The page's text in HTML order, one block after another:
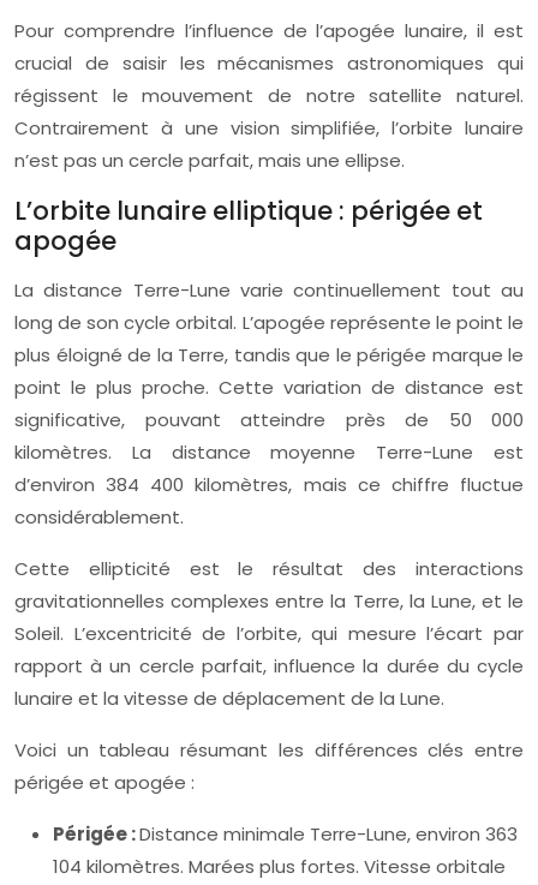
Pour comprendre l’influence de l’apogée lunaire, il est
crucial de saisir les mécanismes astronomiques qui
régissent le mouvement de notre satellite naturel.
Contrairement à une vision simplifiée, l’orbite lunaire
n’est pas un cercle parfait, mais une ellipse.
L’orbite lunaire elliptique : périgée et
apogée
La distance Terre-Lune varie continuellement tout au
long de son cycle orbital. L’apogée représente le point le
plus éloigné de la Terre, tandis que le périgée marque le
point le plus proche. Cette variation de distance est
significative, pouvant atteindre près de 50 000
kilomètres. La distance moyenne Terre-Lune est
d’environ 384 400 kilomètres, mais ce chiffre fluctue
considérablement.
Cette ellipticité est le résultat des interactions
gravitationnelles complexes entre la Terre, la Lune, et le
Soleil. L’excentricité de l’orbite, qui mesure l’écart par
rapport à un cercle parfait, influence la durée du cycle
lunaire et la vitesse de déplacement de la Lune.
Voici un tableau résumant les différences clés entre
périgée et apogée :
Périgée :Distance minimale Terre-Lune, environ 363
104 kilomètres. Marées plus fortes. Vitesse orbitale